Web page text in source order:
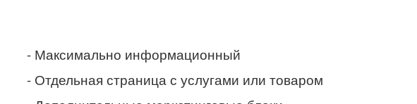
- Максимально информационный
- Отдельная страница с услугами или товаром